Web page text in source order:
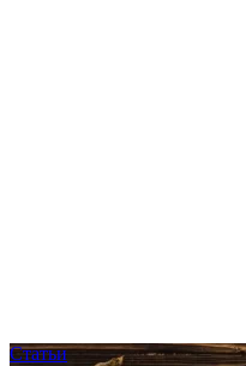
Статьи